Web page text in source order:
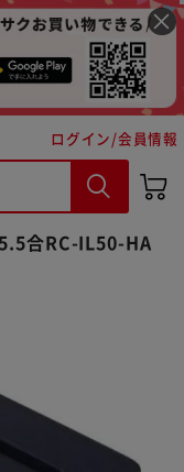
ログイン/会員情報
合RC-IL50-HA
手続きへ